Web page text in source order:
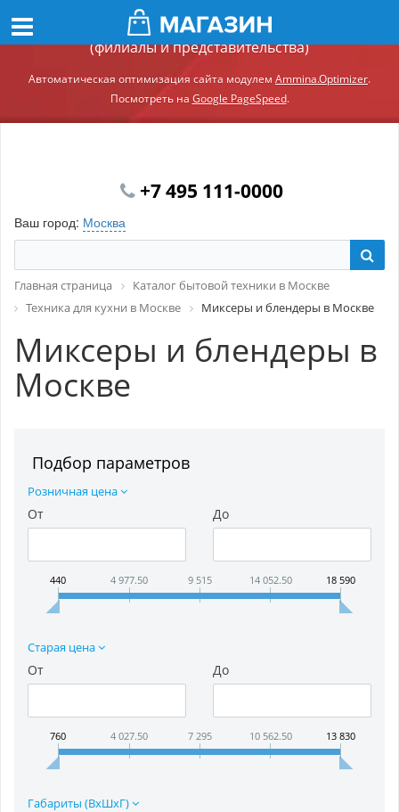
Демонстрационный сайт модуля Ammina.Регионы
(филиалы и представительства)
Автоматическая оптимизация сайта модулем Ammina.Optimizer.
Посмотреть на Google PageSpeed.
+7 495 111-0000
Ваш город: Москва
Главная страница
Каталог бытовой техники в Москве
Техника для кухни в Москве
Миксеры и блендеры в Москве
Миксеры и блендеры в
Москве
Подбор параметров
Розничная цена
От До
440 4 977.50 9 515 14 052.50 18 590
Старая цена
От До
760 4 027.50 7 295 10 562.50 13 830
Габариты (ВхШхГ)